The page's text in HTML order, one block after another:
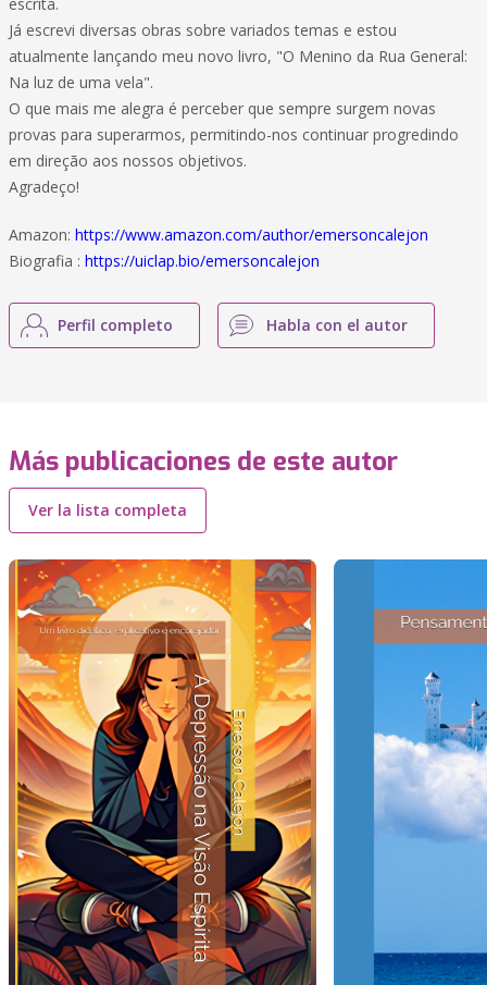
Já escrevi diversas obras sobre variados temas e estou
atualmente lançando meu novo livro, "O Menino da Rua General:
Na luz de uma vela".
O que mais me alegra é perceber que sempre surgem novas
provas para superarmos, permitindo-nos continuar progredindo
em direção aos nossos objetivos.
Agradeço!
Amazon: https://www.amazon.com/author/emersoncalejon
Biografia : https://uiclap.bio/emersoncalejon
Perfil completo Habla con el autor
Más publicaciones de este autor
Ver la lista completa